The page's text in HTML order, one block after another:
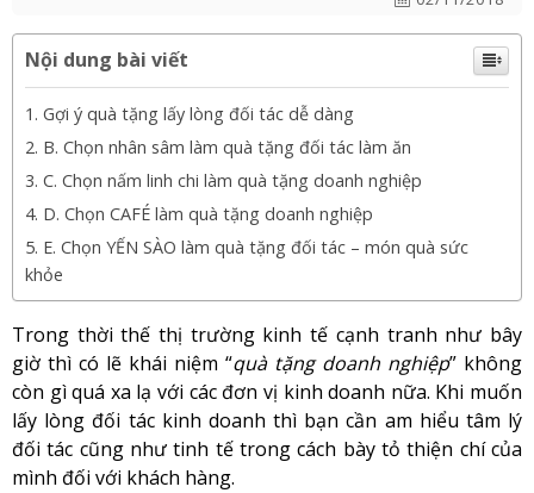
Nội dung bài viết
Gợi ý quà tặng lấy lòng đối tác dễ dàng
B. Chọn nhân sâm làm quà tặng đối tác làm ăn
C. Chọn nấm linh chi làm quà tặng doanh nghiệp
D. Chọn CAFÉ làm quà tặng doanh nghiệp
E. Chọn YẾN SÀO làm quà tặng đối tác – món quà sức
khỏe
Trong thời thế thị trường kinh tế cạnh tranh như bây
giờ thì có lẽ khái niệm “quà tặng doanh nghiệp” không
còn gì quá xa lạ với các đơn vị kinh doanh nữa. Khi muốn
lấy lòng đối tác kinh doanh thì bạn cần am hiểu tâm lý
đối tác cũng như tinh tế trong cách bày tỏ thiện chí của
mình đối với khách hàng.